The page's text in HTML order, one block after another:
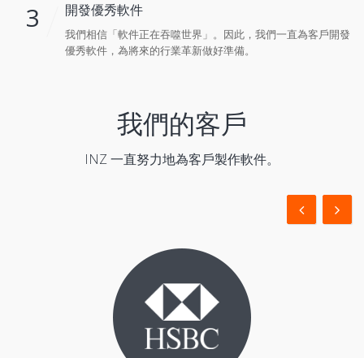
3 開發優秀軟件
我們相信「軟件正在吞噬世界」。因此，我們一直為客戶開發
優秀軟件，為將來的行業革新做好準備。
我們的客戶
INZ 一直努力地為客戶製作軟件。